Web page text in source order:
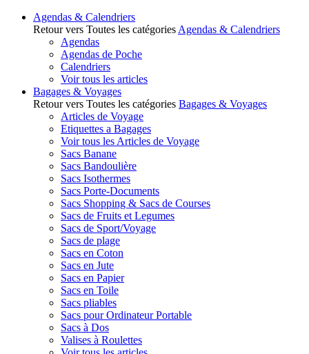
Agendas & Calendriers
Retour vers Toutes les catégories Agendas & Calendriers
Agendas
Agendas de Poche
Calendriers
Voir tous les articles
Bagages & Voyages
Retour vers Toutes les catégories Bagages & Voyages
Articles de Voyage
Etiquettes a Bagages
Voir tous les Articles de Voyage
Sacs Banane
Sacs Bandoulière
Sacs Isothermes
Sacs Porte-Documents
Sacs Shopping & Sacs de Courses
Sacs de Fruits et Legumes
Sacs de Sport/Voyage
Sacs de plage
Sacs en Coton
Sacs en Jute
Sacs en Papier
Sacs en Toile
Sacs pliables
Sacs pour Ordinateur Portable
Sacs à Dos
Valises à Roulettes